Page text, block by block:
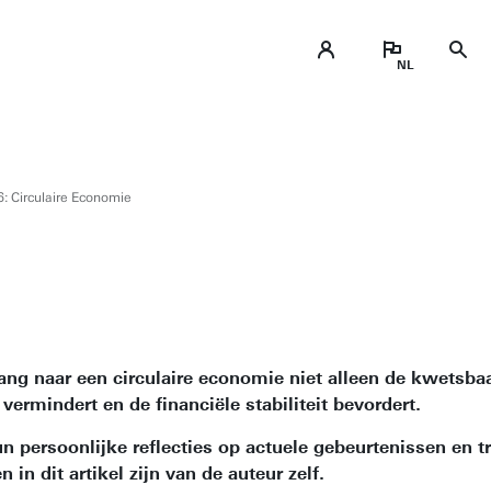
Circulaire Economie
naar een circulaire economie niet alleen de
en de financiële stabiliteit bevordert.
persoonlijke reflecties op actuele gebeurtenissen en
in dit artikel zijn van de auteur zelf.